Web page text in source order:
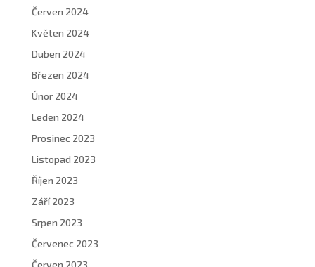
Červen 2024
Květen 2024
Duben 2024
Březen 2024
Únor 2024
Leden 2024
Prosinec 2023
Listopad 2023
Říjen 2023
Září 2023
Srpen 2023
Červenec 2023
Červen 2023